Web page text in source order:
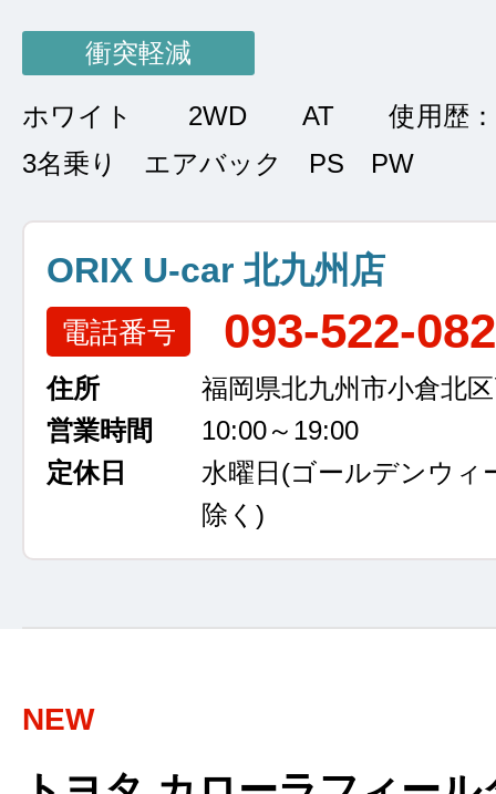
衝突軽減
ホワイト 2WD AT
使用歴
3名乗り エアバック PS PW
ORIX U-car 北九州店
電話番号 093-522-
住所
福岡県北九州市小倉北
営業時間
10:00～19:00
定休日
水曜日 (ゴールデンウィ
除く)
NEW